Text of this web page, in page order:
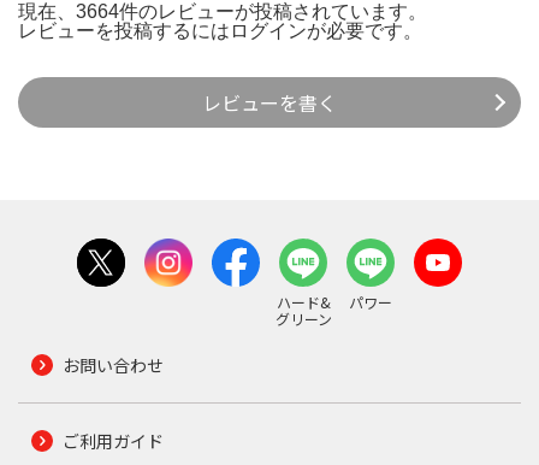
現在、3664件のレビューが投稿されています。
レビューを投稿するには ログインが必要です。
レビューを書く
ハード&
グリーン
パワー
お問い合わせ
ご利用ガイド